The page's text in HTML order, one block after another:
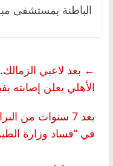
الباطنة بمستشفى
← بعد لاعبي
الأهلي يعلن إصابته
بعد 7 سنوات من
في “فساد وزارة